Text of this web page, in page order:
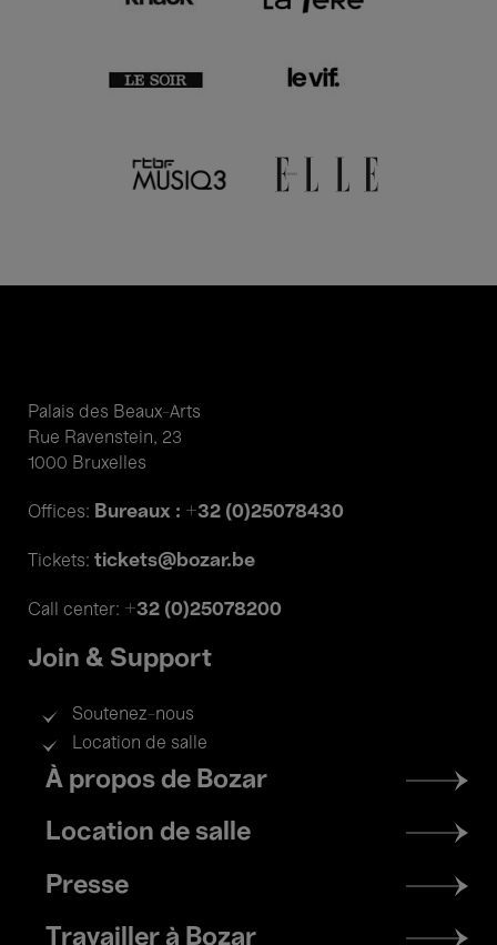
Palais des Beaux-Arts
Rue Ravenstein, 23
1000 Bruxelles
Offices: Bureaux : +32 (0)25078430
Tickets: tickets@bozar.be
Call center: +32 (0)25078200
Join & Support
Soutenez-nous
Location de salle
Footer
menu
À propos de Bozar
Location de salle
Presse
Travailler à Bozar